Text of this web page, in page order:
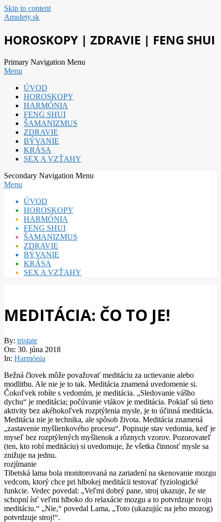
Skip to content
Amulety.sk
HOROSKOPY | ZDRAVIE | FENG SHUI
Primary Navigation Menu
Menu
ÚVOD
HOROSKOPY
HARMÓNIA
FENG SHUI
ŠAMANIZMUS
ZDRAVIE
BÝVANIE
KRÁSA
SEX A VZŤAHY
Secondary Navigation Menu
Menu
ÚVOD
HOROSKOPY
HARMÓNIA
FENG SHUI
ŠAMANIZMUS
ZDRAVIE
BÝVANIE
KRÁSA
SEX A VZŤAHY
MEDITÁCIA: ČO TO JE!
By: tristate
On: 30. júna 2018
In: Harmónia
Bežná človek môže považovať meditáciu za uctievanie alebo
modlitbu. Ale nie je to tak. Meditácia znamená uvedomenie si.
Čokoľvek robíte s vedomím, je meditácia. „Sledovanie vášho
dychu“ je meditácia; počúvanie vtákov je meditácia. Pokiaľ sú tieto
aktivity bez akéhokoľvek rozptýlenia mysle, je to účinná meditácia.
Meditácia nie je technika, ale spôsob života. Meditácia znamená
„zastavenie myšlienkového procesu“. Popisuje stav vedomia, keď je
myseľ bez rozptýlených myšlienok a rôznych vzorov. Pozorovateľ
(ten, kto robí meditáciu) si uvedomuje, že všetka činnosť mysle sa
znižuje na jednu.
rozjímanie
Tibetská lama bola monitorovaná na zariadení na skenovanie mozgu
vedcom, ktorý chce pri hlbokej meditácii testovať fyziologické
funkcie. Vedec povedal: „Veľmi dobrý pane, stroj ukazuje, že ste
schopní ísť veľmi hlboko do relaxácie mozgu a to potvrdzuje tvoju
meditáciu.“ „Nie,“ povedal Lama, „Toto (ukazujúc na jeho mozog)
potvrdzuje stroj!“.